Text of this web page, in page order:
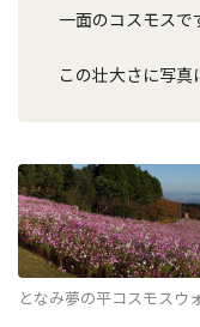
一面のコスモスで
この壮大さに写真
となみ夢の平コスモスウ